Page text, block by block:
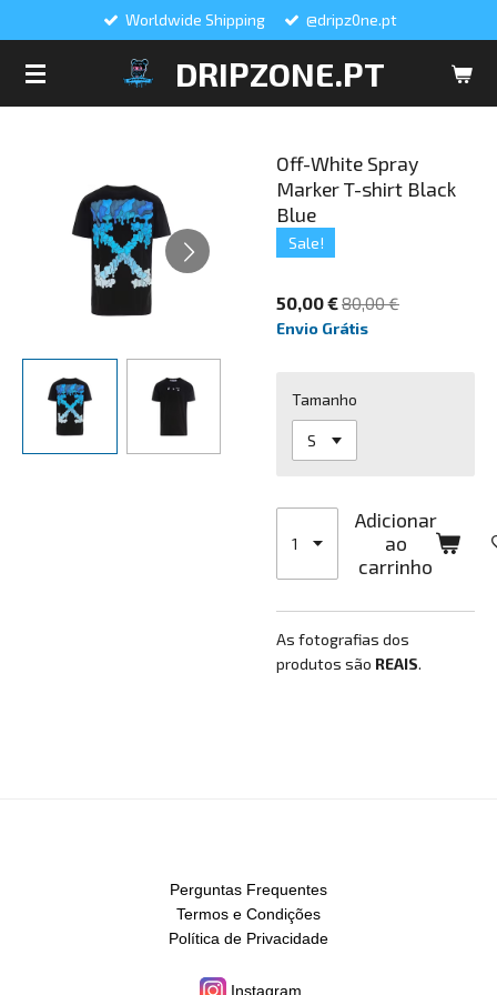
DRIPZONE.PT
Worldwide Shipping @dripz0ne.pt
Off-White Spray
Marker T-shirt Black
Blue
Sale!
50,00 €80,00 €
Envio Grátis
Tamanho
Adicionar
ao
carrinho
As fotografias dos
produtos são REAIS.
Perguntas Frequentes
Termos e Condições
Política de Privacidade
Instagram